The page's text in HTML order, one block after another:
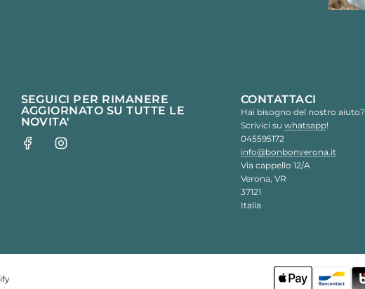
SEGUICI PER RIMANERE
AGGIORNATO SU TUTTE LE
NOVITA'
CONTATTACI
Hai bisogno del nostro aiuto?
Scrivici su whatsapp!
045595172
info@bonbonverona.it
Via cappello 12/A
Verona, VR
37121
Italia